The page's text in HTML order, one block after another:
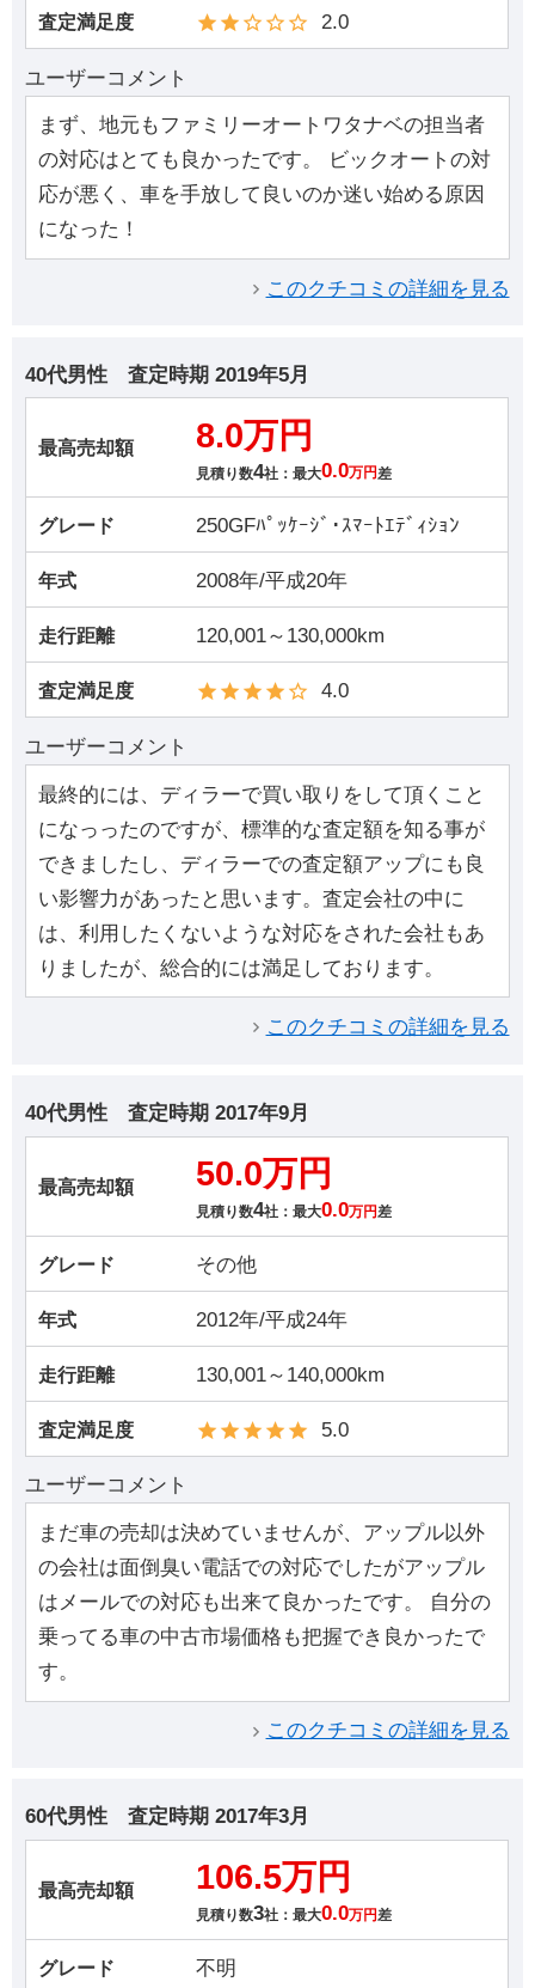
査定満足度 2.0
ユーザーコメント
まず、地元もファミリーオートワタナベの担当者
の対応はとても良かったです。 ビックオートの対
応が悪く、車を手放して良いのか迷い始める原因
になった！
このクチコミの詳細を見る
40代男性 査定時期 2019年5月
最高売却額 8.0万円
見積り数4社：最大0.0万円 差
グレード 250GFﾊﾟｯｹｰｼﾞ･ｽﾏｰﾄｴﾃﾞｨｼｮﾝ
年式 2008年/平成20年
走行距離 120,001～130,000km
査定満足度 4.0
ユーザーコメント
最終的には、ディラーで買い取りをして頂くこと
になっったのですが、標準的な査定額を知る事が
できましたし、ディラーでの査定額アップにも良
い影響力があったと思います。査定会社の中に
は、利用したくないような対応をされた会社もあ
りましたが、総合的には満足しております。
このクチコミの詳細を見る
40代男性 査定時期 2017年9月
最高売却額 50.0万円
見積り数4社：最大0.0万円差
グレード その他
年式 2012年/平成24年
走行距離 130,001～140,000km
査定満足度 5.0
ユーザーコメント
まだ車の売却は決めていませんが、アップル以外
の会社は面倒臭い電話での対応でしたがアップル
はメールでの対応も出来て良かったです。 自分の
乗ってる車の中古市場価格も把握でき良かったで
す。
このクチコミの詳細を見る
60代男性 査定時期 2017年3月
最高売却額 106.5万円
見積り数3社：最大0.0万円差
グレード 不明